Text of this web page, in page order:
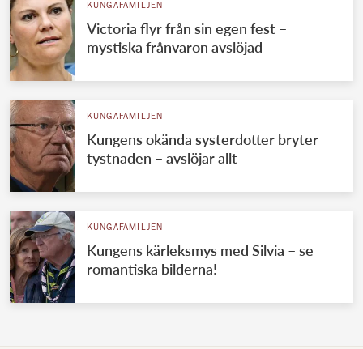
KUNGAFAMILJEN
Victoria flyr från sin egen fest –
mystiska frånvaron avslöjad
KUNGAFAMILJEN
Kungens okända systerdotter bryter
tystnaden – avslöjar allt
KUNGAFAMILJEN
Kungens kärleksmys med Silvia – se
romantiska bilderna!